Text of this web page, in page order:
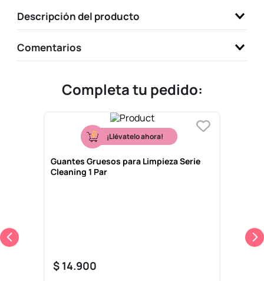
Descripción del producto
Comentarios
Completa tu pedido:
¡Llévatelo ahora!
Guantes Gruesos para Limpieza Serie
Cleaning 1 Par
$ 14.900
9.
one piece